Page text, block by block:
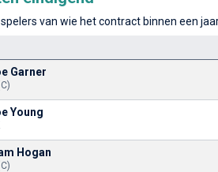
van wie het contract binnen een
Garner
Young
Hogan